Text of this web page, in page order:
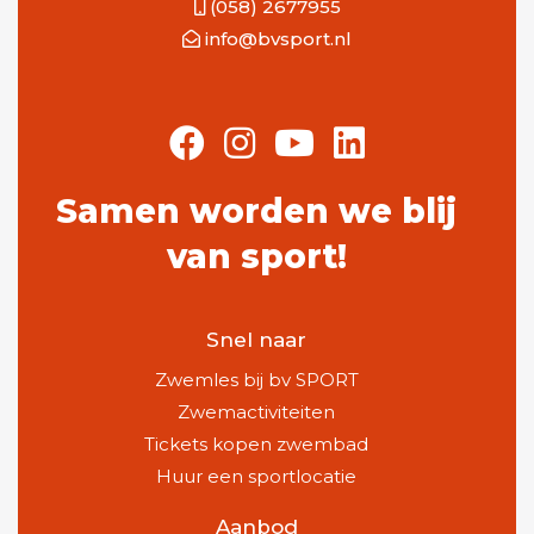
(058) 2677955
info@bvsport.nl
Samen worden we blij
van sport!
Snel naar
Zwemles bij bv SPORT
Zwemactiviteiten
Tickets kopen zwembad
Huur een sportlocatie
Aanbod